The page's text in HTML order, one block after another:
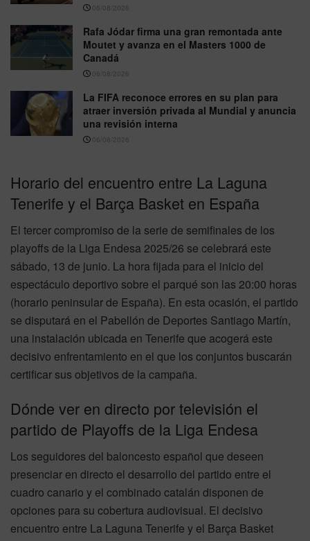
06/08/2026
Rafa Jódar firma una gran remontada ante
Moutet y avanza en el Masters 1000 de
Canadá
06/08/2026
La FIFA reconoce errores en su plan para
atraer inversión privada al Mundial y anuncia
una revisión interna
06/08/2026
Horario del encuentro entre La Laguna
Tenerife y el Barça Basket en España
El tercer compromiso de la serie de semifinales de los
playoffs de la Liga Endesa 2025/26 se celebrará este
sábado, 13 de junio. La hora fijada para el inicio del
espectáculo deportivo sobre el parqué son las 20:00 horas
(horario peninsular de España). En esta ocasión, el partido
se disputará en el Pabellón de Deportes Santiago Martín,
una instalación ubicada en Tenerife que acogerá este
decisivo enfrentamiento en el que los conjuntos buscarán
certificar sus objetivos de la campaña.
Dónde ver en directo por televisión el
partido de Playoffs de la Liga Endesa
Los seguidores del baloncesto español que deseen
presenciar en directo el desarrollo del partido entre el
cuadro canario y el combinado catalán disponen de
opciones para su cobertura audiovisual. El decisivo
encuentro entre La Laguna Tenerife y el Barça Basket